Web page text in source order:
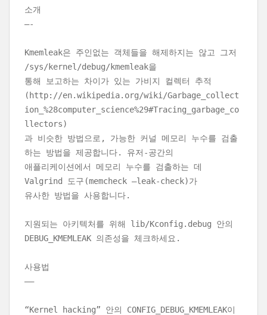
소개
—-
Kmemleak은 주인없는 객체들을 해제하지는 않고 그저
/sys/kernel/debug/kmemleak을
통해 보고하는 차이가 있는 가비지 컬렉터 추적
(http://en.wikipedia.org/wiki/Garbage_collect
ion_%28computer_science%29#Tracing_garbage_co
llectors)
과 비슷한 방법으로, 가능한 커널 메모리 누수를 검출
하는 방법을 제공합니다. 유저-공간의
애플리케이션에서 메모리 누수를 검출하는 데
Valgrind 도구(memcheck –leak-check)가
유사한 방법을 사용합니다.
지원되는 아키텍처를 위해 lib/Kconfig.debug 안의
DEBUG_KMEMLEAK 의존성을 체크하세요.
사용법
——
“Kernel hacking” 안의 CONFIG_DEBUG_KMEMLEAK이